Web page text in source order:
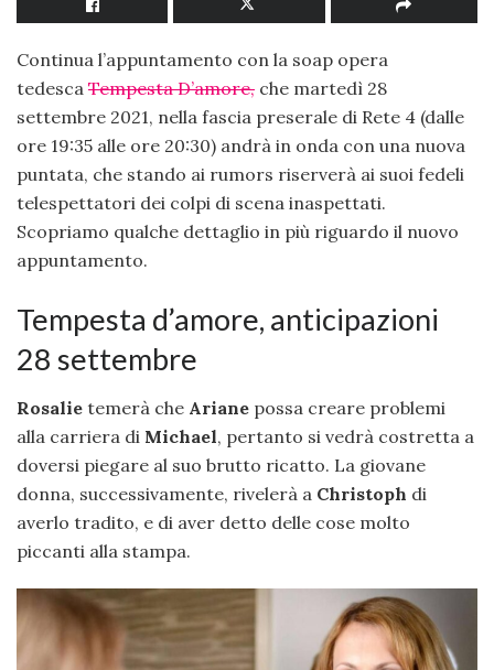
Continua l’appuntamento con la soap opera
tedesca Tempesta D’amore, che martedì 28
settembre 2021, nella fascia preserale di Rete 4 (dalle
ore 19:35 alle ore 20:30) andrà in onda con una nuova
puntata, che stando ai rumors riserverà ai suoi fedeli
telespettatori dei colpi di scena inaspettati.
Scopriamo qualche dettaglio in più riguardo il nuovo
appuntamento.
Tempesta d’amore, anticipazioni
28 settembre
Rosalie temerà che Ariane possa creare problemi
alla carriera di Michael, pertanto si vedrà costretta a
doversi piegare al suo brutto ricatto. La giovane
donna, successivamente, rivelerà a Christoph di
averlo tradito, e di aver detto delle cose molto
piccanti alla stampa.